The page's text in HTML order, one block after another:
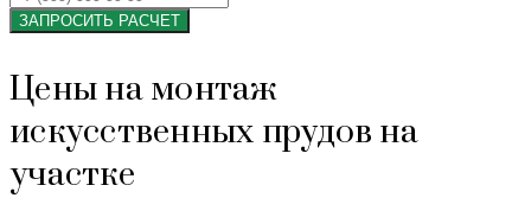
ЗАПРОСИТЬ РАСЧЕТ
Цены на монтаж
искусственных прудов на
участке